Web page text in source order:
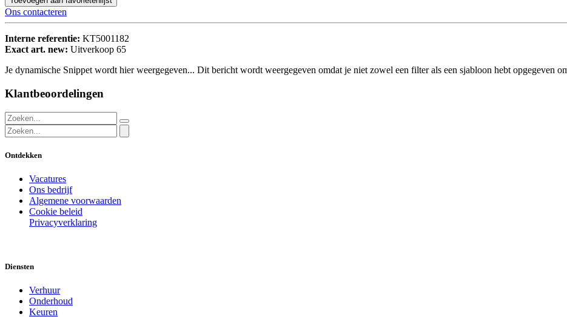
Ons contacteren
Interne referentie: KT5001182
Exact art. new: Uitverkoop 65
Je dynamische Snippet wordt hier weergegeven... Dit bericht wordt weergegeven omdat je niet zowel een filter als een sjabloon hebt opgegeven
Klantbeoordelingen
Ontdekken
Vacatures
Ons bedrijf
Algemene voorwaarden
Cookie beleid
Privacyverklaring
Diensten
Verhuur
Onderhoud
Keuren